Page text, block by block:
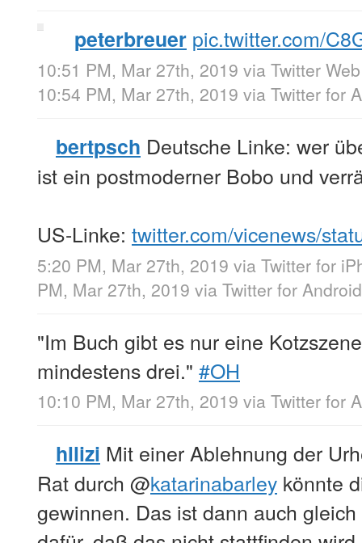
peterbreuer pic.twitter.com/
10:51 PM, Mar 27th, 2019 via Twitter
10:54 PM, Mar 27th, 2019 via Twitter for
bertpsch Deutsche Linke: wer
ist ein postmoderner Bobo und
US-Linke: twitter.com/vicenews/
5:20 PM, Mar 27th, 2019 via Twitter for
PM, Mar 27th, 2019 via Twitter for Android
"Im Buch gibt es nur eine
mindestens drei." #OH
10:10 PM, Mar 27th, 2019 via Twitter for
hllizi Mit einer Ablehnung der
Rat durch @katarinabarley könnte
gewinnen. Das ist dann auch